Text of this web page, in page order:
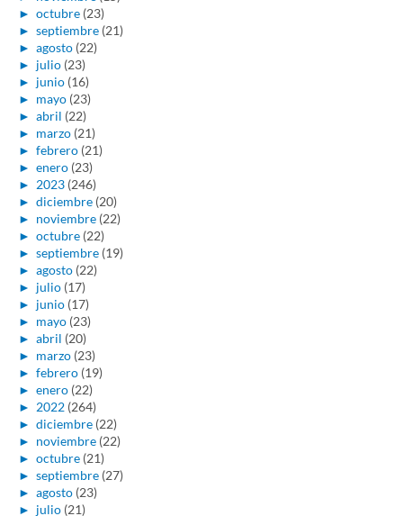
► octubre (23)
► septiembre (21)
► agosto (22)
► julio (23)
► junio (16)
► mayo (23)
► abril (22)
► marzo (21)
► febrero (21)
► enero (23)
► 2023 (246)
► diciembre (20)
► noviembre (22)
► octubre (22)
► septiembre (19)
► agosto (22)
► julio (17)
► junio (17)
► mayo (23)
► abril (20)
► marzo (23)
► febrero (19)
► enero (22)
► 2022 (264)
► diciembre (22)
► noviembre (22)
► octubre (21)
► septiembre (27)
► agosto (23)
► julio (21)